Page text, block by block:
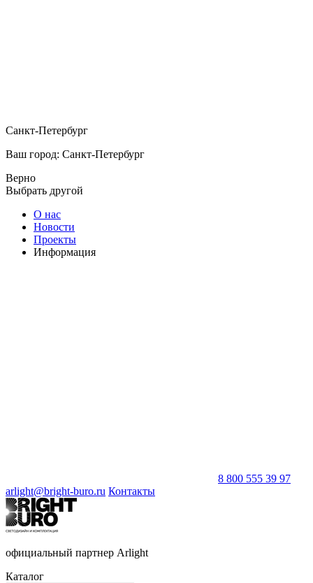
Санкт-Петербург
Ваш город: Санкт-Петербург
Верно
Выбрать другой
О нас
Новости
Проекты
Информация
8 800 555 39 97
arlight@bright-buro.ru Контакты
официальный партнер Arlight
Каталог